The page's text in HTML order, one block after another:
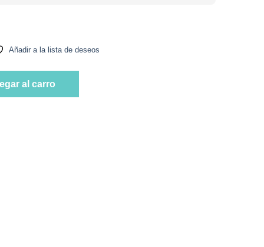
Añadir a la lista de deseos
al carro